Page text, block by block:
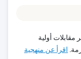
أولية
اقرأ عن منهجية